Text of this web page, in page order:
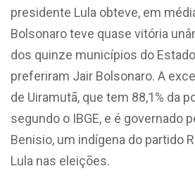
presidente Lula obteve, em
Bolsonaro teve quase vitória
dos quinze municípios do
preferiram Jair Bolsonaro. A
de Uiramutã, que tem 88,1% da
segundo o IBGE, e é governado
Benisio, um indígena do partido
Lula nas eleições.